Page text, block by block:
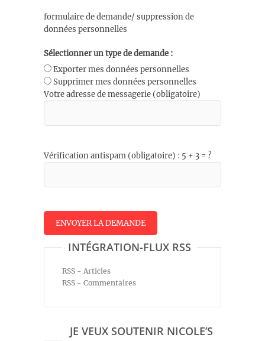
formulaire de demande/ suppression de
données personnelles
Sélectionner un type de demande :
Exporter mes données personnelles
Supprimer mes données personnelles
Votre adresse de messagerie (obligatoire)
Vérification antispam (obligatoire) : 5 + 3 = ?
INTÉGRATION-FLUX RSS
RSS - Articles
RSS - Commentaires
JE VEUX SOUTENIR NICOLE’S